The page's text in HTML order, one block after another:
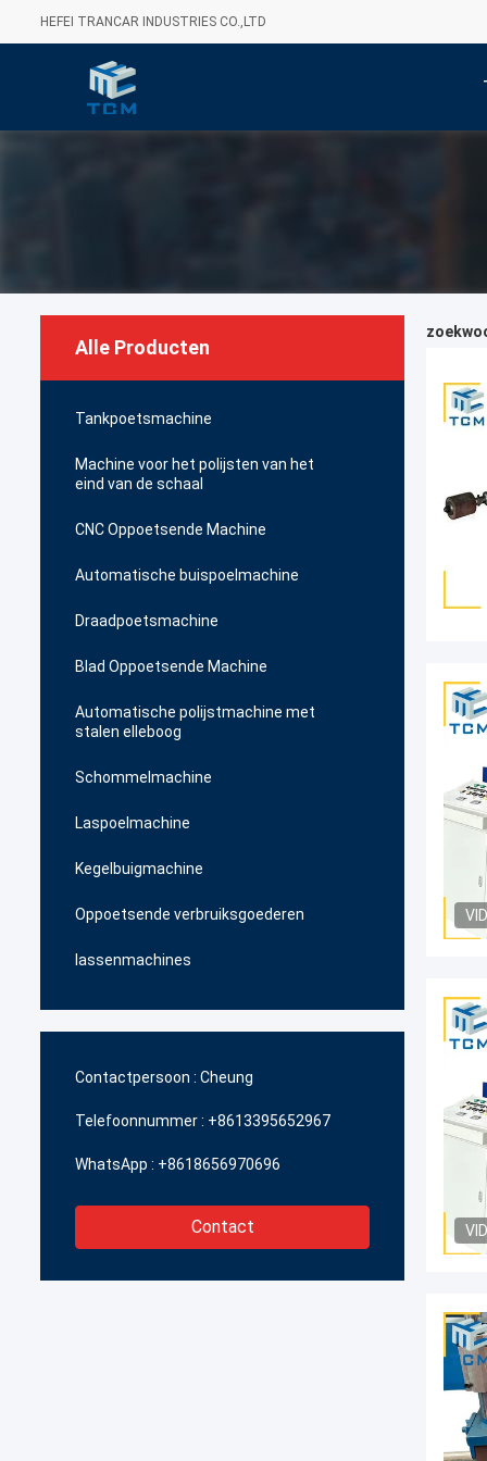
HEFEI TRANCAR INDUSTRIES CO.,LTD
Alle Producten
Tankpoetsmachine
Machine voor het polijsten van het
eind van de schaal
CNC Oppoetsende Machine
Automatische buispoelmachine
Draadpoetsmachine
Blad Oppoetsende Machine
Automatische polijstmachine met
stalen elleboog
Schommelmachine
Laspoelmachine
Kegelbuigmachine
Oppoetsende verbruiksgoederen
lassenmachines
Contactpersoon : Cheung
Telefoonnummer : +8613395652967
WhatsApp : +8618656970696
Contact